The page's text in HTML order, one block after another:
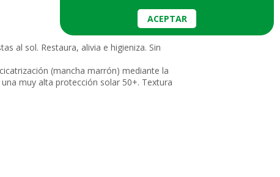
ACEPTAR
al sol. Restaura, alivia e higieniza. Sin
(mancha marrón) mediante la
muy alta protección solar 50+. Textura